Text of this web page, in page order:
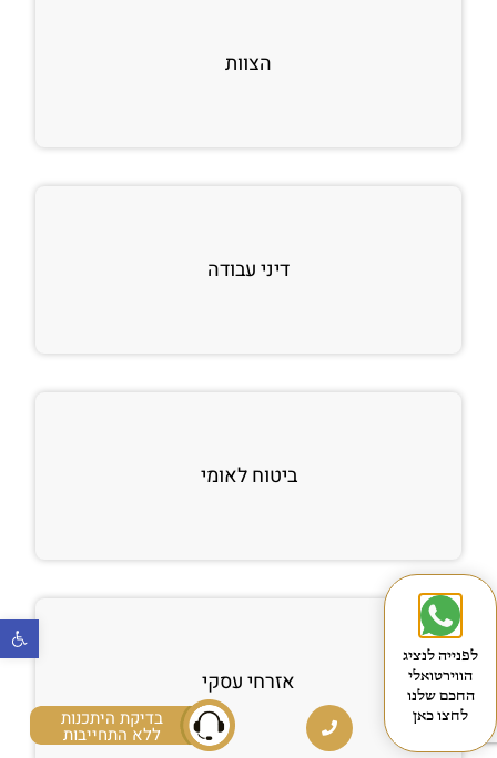
בדיקת היתכנות
ללא התחייבות
הצוות
דיני עבודה
ביטוח לאומי
אזרחי עסקי
לפנייה לנציג
הווירטואלי
החכם שלנו
לחצו כאן